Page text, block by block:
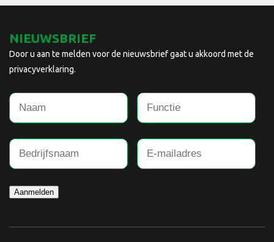
NIEUWSBRIEF
Door u aan te melden voor de nieuwsbrief gaat u akkoord met de
privacyverklaring.
Aanmelden